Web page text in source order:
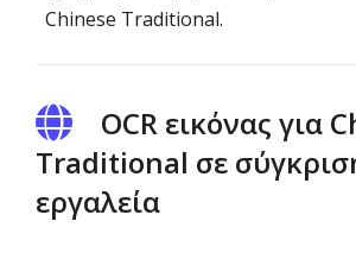
Chinese Traditional.
OCR εικόνας για
Traditional σε
εργαλεία